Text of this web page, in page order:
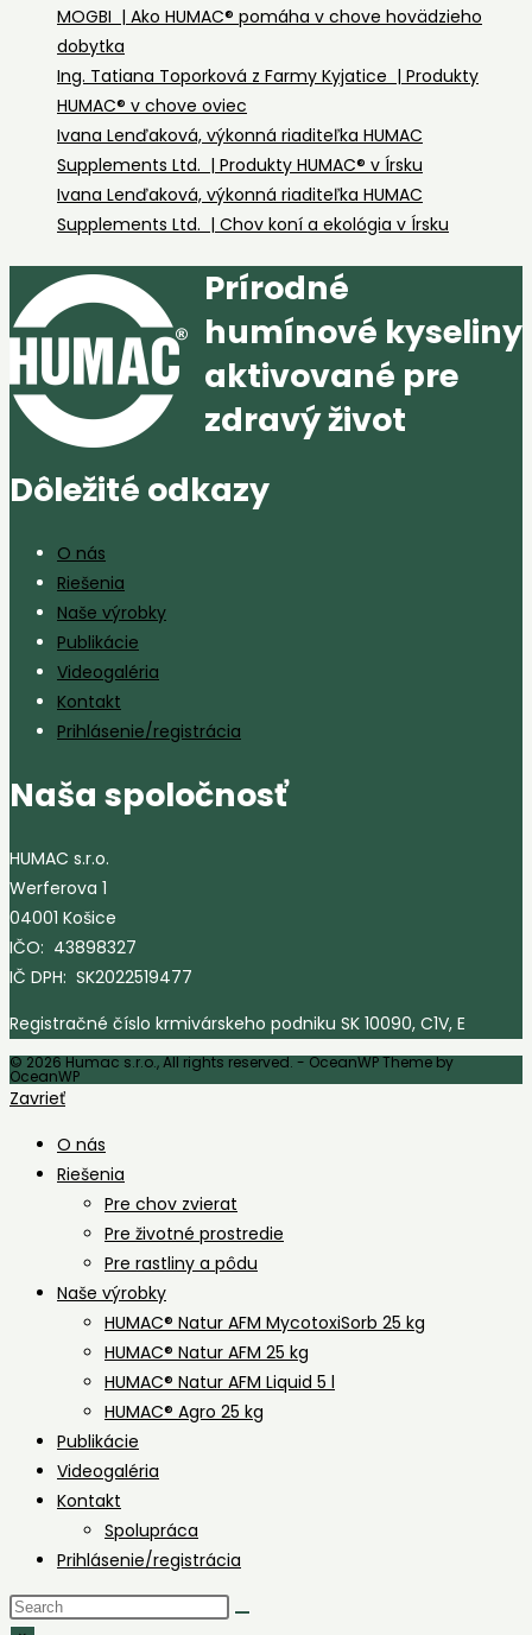
MOGBI | Ako HUMAC® pomáha v chove hovädzieho
dobytka
Ing. Tatiana Toporková z Farmy Kyjatice | Produkty
HUMAC® v chove oviec
Ivana Lenďaková, výkonná riaditeľka HUMAC
Supplements Ltd. | Produkty HUMAC® v Írsku
Ivana Lenďaková, výkonná riaditeľka HUMAC
Supplements Ltd. | Chov koní a ekológia v Írsku
Prírodné
humínové kyseliny
aktivované pre
zdravý život
Dôležité odkazy
O nás
Riešenia
Naše výrobky
Publikácie
Videogaléria
Kontakt
Prihlásenie/registrácia
Naša spoločnosť
HUMAC s.r.o.
Werferova 1
04001 Košice
IČO: 43898327
IČ DPH: SK2022519477
Registračné číslo krmivárskeho podniku SK 10090, C1V, E
© 2026 Humac s.r.o., All rights reserved. - OceanWP Theme by
OceanWP
Zavrieť
O nás
Riešenia
Pre chov zvierat
Pre životné prostredie
Pre rastliny a pôdu
Naše výrobky
HUMAC® Natur AFM MycotoxiSorb 25 kg
HUMAC® Natur AFM 25 kg
HUMAC® Natur AFM Liquid 5 l
HUMAC® Agro 25 kg
Publikácie
Videogaléria
Kontakt
Spolupráca
Prihlásenie/registrácia
Search